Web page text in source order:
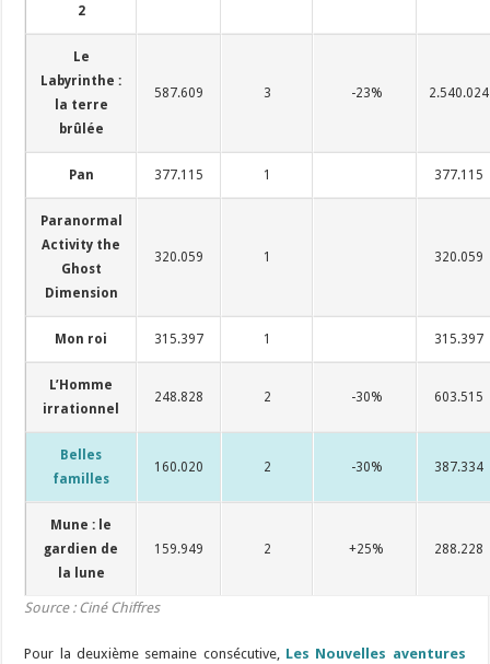
2
Le
Labyrinthe :
la terre
brûlée
587.609 3 -23% 2.540.024
Pan 377.115 1 377.115
Paranormal
Activity the
Ghost
Dimension
320.059 1 320.059
Mon roi 315.397 1 315.397
L’Homme
irrationnel
248.828 2 -30% 603.515
Belles
familles
160.020 2 -30% 387.334
Mune : le
gardien de
la lune
159.949 2 +25% 288.228
Source : Ciné Chiffres
Pour la deuxième semaine consécutive, Les Nouvelles aventures